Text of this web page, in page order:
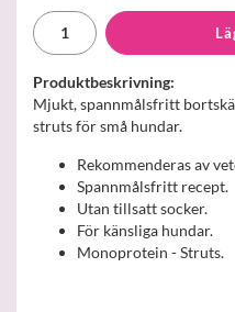
Produktbeskrivning:
Mjukt, spannmålsfritt
struts för små hundar.
Rekommenderas av
Spannmålsfritt recept.
Utan tillsatt socker.
För känsliga hundar.
Monoprotein - Struts.